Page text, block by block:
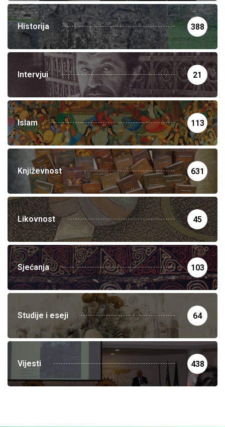
Historija 388
Intervjui 21
Islam 113
Književnost 631
Likovnost 45
Sjećanja 103
Studije i eseji 64
Vijesti 438